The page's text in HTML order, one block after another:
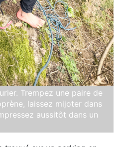
Trempez une paire de
laissez mijoter dans
aussitôt dans un